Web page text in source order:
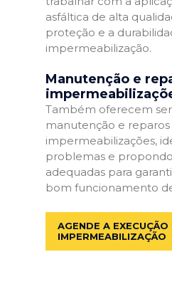
asfáltica de alta
proteção e a
impermeabilização.
Manutenção e
Também oferecem
manutenção e
impermeabilizações,
problemas e
adequadas para
bom funcionamento
AGENDE A EXECUÇÃO
IMPERMEABILIZAÇÃO